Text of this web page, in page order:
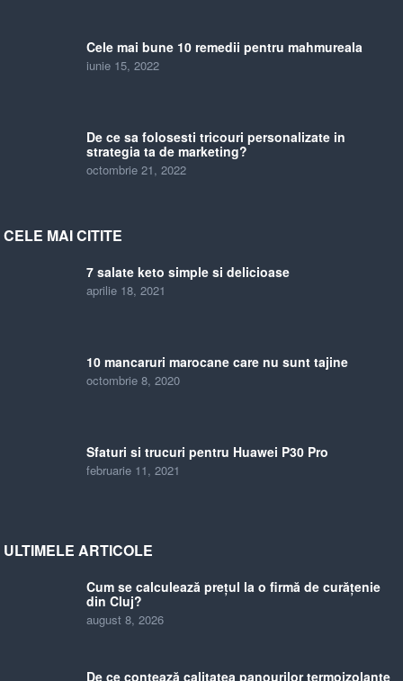
Cele mai bune 10 remedii pentru mahmureala
iunie 15, 2022
De ce sa folosesti tricouri personalizate in
strategia ta de marketing?
octombrie 21, 2022
CELE MAI CITITE
7 salate keto simple si delicioase
aprilie 18, 2021
10 mancaruri marocane care nu sunt tajine
octombrie 8, 2020
Sfaturi si trucuri pentru Huawei P30 Pro
februarie 11, 2021
ULTIMELE ARTICOLE
Cum se calculează prețul la o firmă de curățenie
din Cluj?
august 8, 2026
De ce contează calitatea panourilor termoizolante